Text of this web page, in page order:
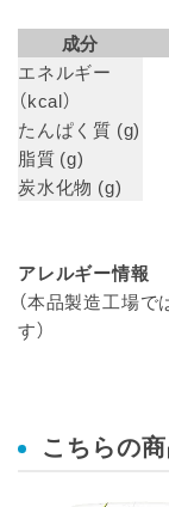
成分
エネルギー
（kcal）
たんぱく質 (g)
脂質 (g)
炭水化物 (g)
アレルギー情報
（本品製造工場
す）
こちらの